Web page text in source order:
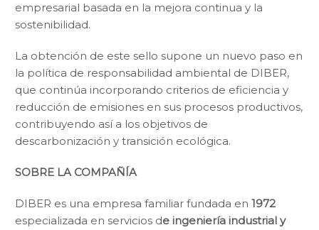
empresarial basada en la mejora continua y la
sostenibilidad.
La obtención de este sello supone un nuevo paso en
la política de responsabilidad ambiental de DIBER,
que continúa incorporando criterios de eficiencia y
reducción de emisiones en sus procesos productivos,
contribuyendo así a los objetivos de
descarbonización y transición ecológica.
SOBRE LA COMPAÑÍA
DIBER es una empresa familiar fundada en 1972
especializada en servicios de ingeniería industrial y